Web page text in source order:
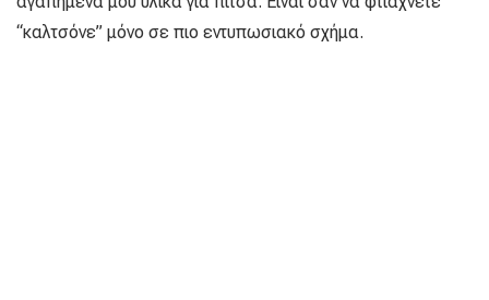
“καλτσόνε” μόνο σε πιο εντυπωσιακό σχήμα.